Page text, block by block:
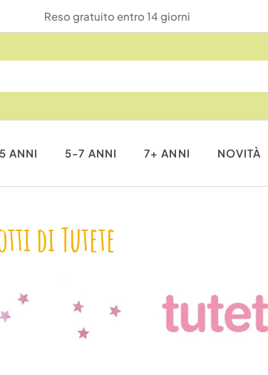
Reso gratuito entro 14 giorni
ANNI 5-7 ANNI 7+ ANNI NOVITÀ
di Tutete